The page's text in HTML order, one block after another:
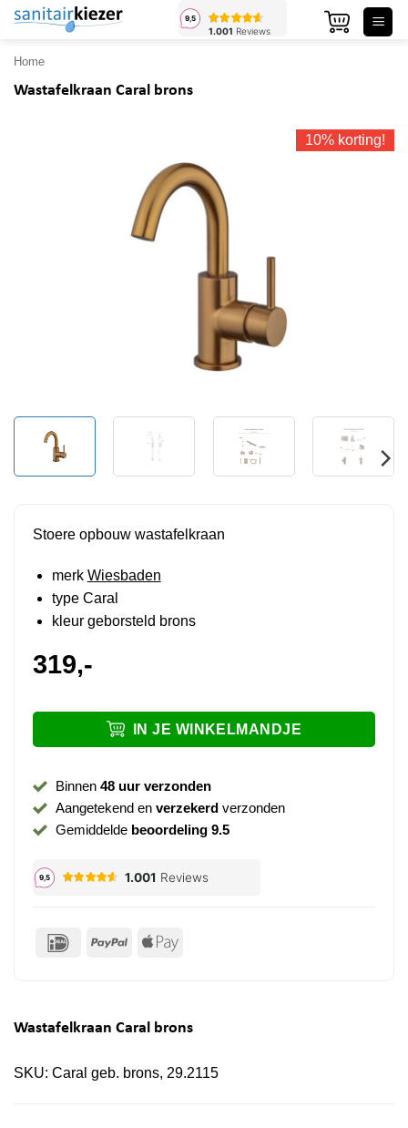
Ga
inhoud
Home
Wastafelkraan Caral brons
10% korting!
Stoere opbouw wastafelkraan
merk Wiesbaden
type Caral
kleur geborsteld brons
319,-
IN JE WINKELMANDJE
Binnen 48 uur verzonden
Aangetekend en verzekerdverzonden
Gemiddelde beoordeling 9.5
IDeal PayPal Apple
Wastafelkraan Caral brons
SKU: Caral geb. brons, 29.2115